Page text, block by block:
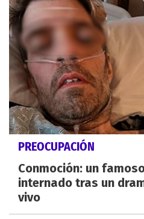
PREOCUPACIÓN
Conmoción: un
internado tras un
vivo